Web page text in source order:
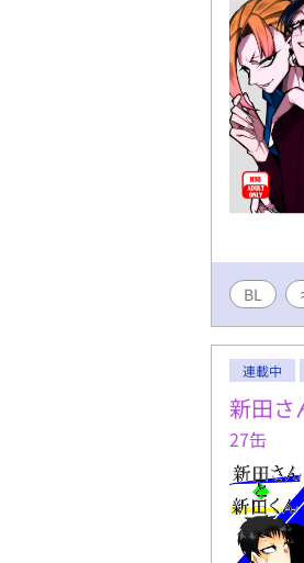
BL
連載中
新田さ
27缶